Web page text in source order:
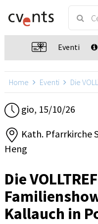
Eventi
Home Eventi Die
gio, 15/10/26
Kath. Pfarrkirche
Heng
Die
Kallauch in